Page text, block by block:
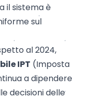
il sistema è
sul
al 2024,
IPT (Imposta
a dipendere
decisioni delle